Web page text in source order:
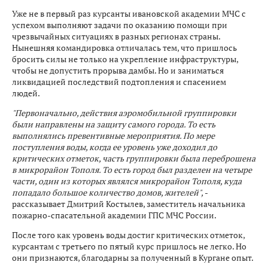
Уже не в первый раз курсанты ивановской академии МЧС с
успехом выполняют задачи по оказанию помощи при
чрезвычайных ситуациях в разных регионах страны.
Нынешняя командировка отличалась тем, что пришлось
бросить силы не только на укрепление инфраструктуры,
чтобы не допустить прорыва дамбы. Но и заниматься
ликвидацией последствий подтопления и спасением
людей.
"Первоначально, действия аэромобильной группировки
были направлены на защиту самого города. То есть
выполнялись превентивные мероприятия. По мере
поступления воды, когда ее уровень уже доходил до
критических отметок, часть группировки была переброшена
в микрорайон Тополя. То есть город был разделен на четыре
части, один из которых являлся микрорайон Тополя, куда
попадало большое количество домов, жителей", -
рассказывает Дмитрий Костылев, заместитель начальника
пожарно-спасательной академии ГПС МЧС России.
После того как уровень воды достиг критических отметок,
курсантам с третьего по пятый курс пришлось не легко. Но
они признаются, благодарны за полученный в Кургане опыт.